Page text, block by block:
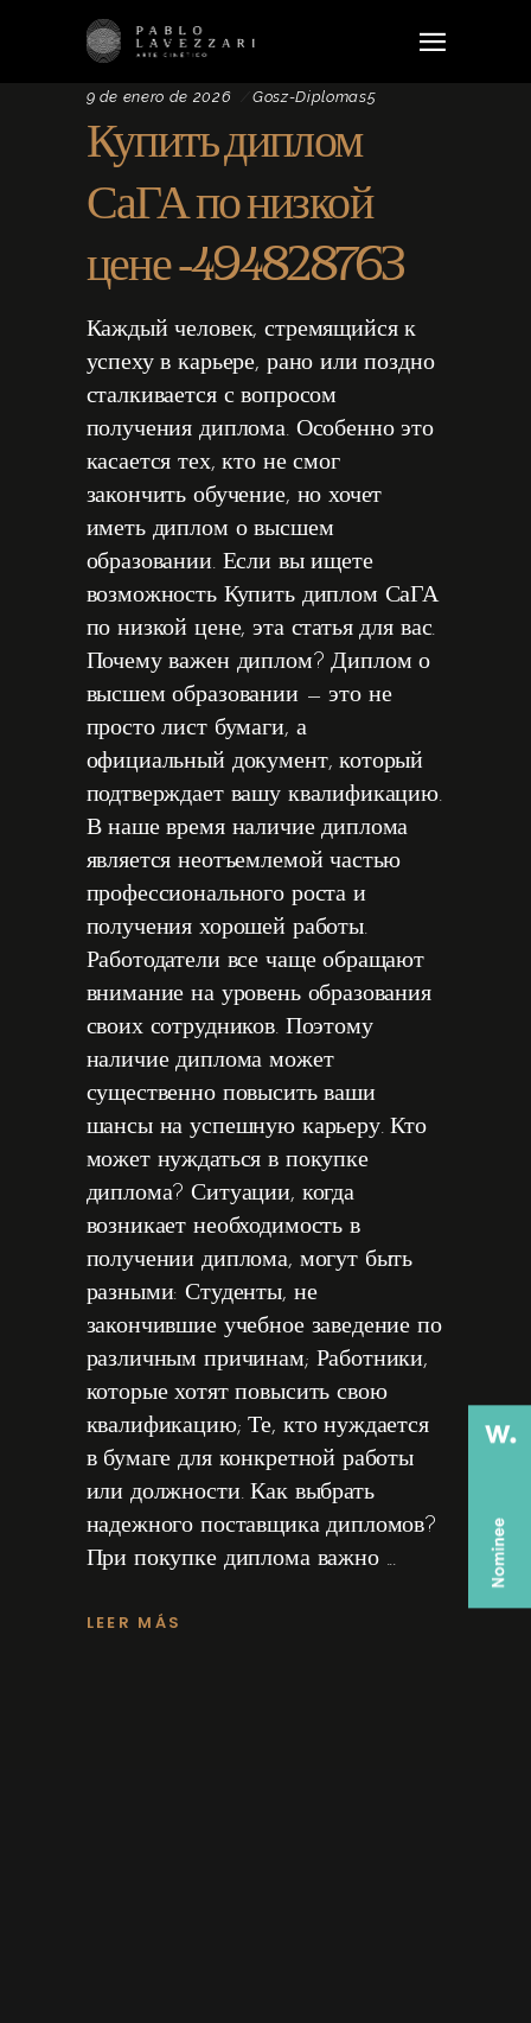
9 de enero de 2026 Gosz-Diplomas5
Купить диплом
СаГА по низкой
цене -494828763
Каждый человек, стремящийся к
успеху в карьере, рано или поздно
сталкивается с вопросом
получения диплома. Особенно это
касается тех, кто не смог
закончить обучение, но хочет
иметь диплом о высшем
образовании. Если вы ищете
возможность Купить диплом СаГА
по низкой цене, эта статья для вас.
Почему важен диплом? Диплом о
высшем образовании — это не
просто лист бумаги, а
официальный документ, который
подтверждает вашу квалификацию.
В наше время наличие диплома
является неотъемлемой частью
профессионального роста и
получения хорошей работы.
Работодатели все чаще обращают
внимание на уровень образования
своих сотрудников. Поэтому
наличие диплома может
существенно повысить ваши
шансы на успешную карьеру. Кто
может нуждаться в покупке
диплома? Ситуации, когда
возникает необходимость в
получении диплома, могут быть
разными: Студенты, не
закончившие учебное заведение по
различным причинам; Работники,
которые хотят повысить свою
квалификацию; Те, кто нуждается
в бумаге для конкретной работы
или должности. Как выбрать
надежного поставщика дипломов?
При покупке диплома важно
LEER MÁS